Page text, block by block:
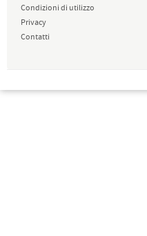
Condizioni di utilizzo
Privacy
Contatti